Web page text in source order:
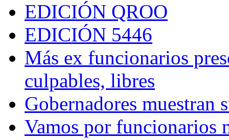
EDICIÓN QROO
EDICIÓN 5446
Más ex funcionarios
culpables, libres
Gobernadores muestran
Vamos por funcionarios